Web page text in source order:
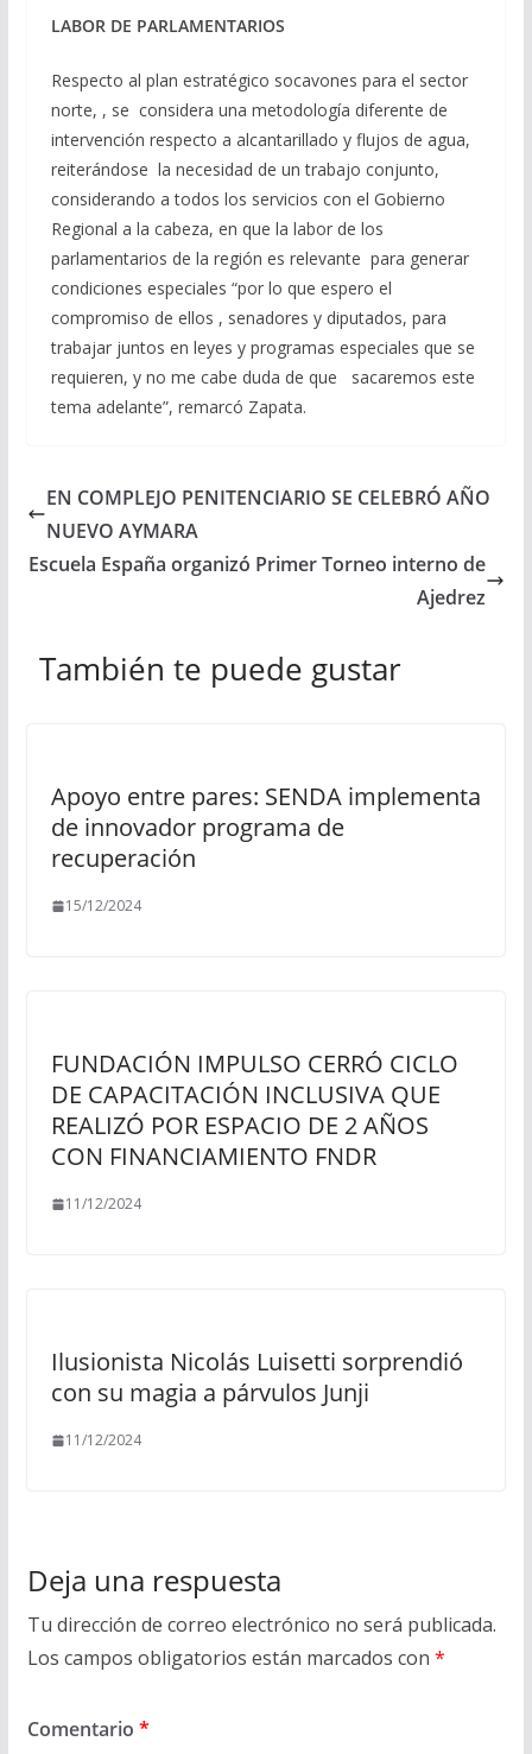
LABOR DE PARLAMENTARIOS
Respecto al plan estratégico socavones para el sector
norte, , se considera una metodología diferente de
intervención respecto a alcantarillado y flujos de agua,
reiterándose la necesidad de un trabajo conjunto,
considerando a todos los servicios con el Gobierno
Regional a la cabeza, en que la labor de los
parlamentarios de la región es relevante para generar
condiciones especiales “por lo que espero el
compromiso de ellos , senadores y diputados, para
trabajar juntos en leyes y programas especiales que se
requieren, y no me cabe duda de que sacaremos este
tema adelante”, remarcó Zapata.
EN COMPLEJO PENITENCIARIO SE CELEBRÓ AÑO
NUEVO AYMARA
Escuela España organizó Primer Torneo interno de
Ajedrez
También te puede gustar
Apoyo entre pares: SENDA implementa
de innovador programa de
recuperación
15/12/2024
FUNDACIÓN IMPULSO CERRÓ CICLO
DE CAPACITACIÓN INCLUSIVA QUE
REALIZÓ POR ESPACIO DE 2 AÑOS
CON FINANCIAMIENTO FNDR
11/12/2024
Ilusionista Nicolás Luisetti sorprendió
con su magia a párvulos Junji
11/12/2024
Deja una respuesta
Tu dirección de correo electrónico no será publicada.
Los campos obligatorios están marcados con *
Comentario *